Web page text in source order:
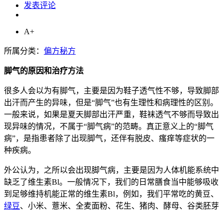
发表评论
A+
所属分类： 偏方秘方
脚气的原因和治疗方法
很多人会以为有脚气，主要是因为鞋子透气性不够，导致脚部
出汗而产生的异味，但是“脚气”也有生理性和病理性的区别。
一般来说，如果是夏天脚部出汗严重，鞋袜透气不够而导致出
现异味的情况，不属于“脚气病”的范畴。真正意义上的“脚气
病”，是指患者除了出现脚气，还伴有脱皮、瘙痒等症状的一
种疾病。
外公认为，之所以会出现脚气病，主要是因为人体机能系统中
缺乏了维生素Bl。一般情况下，我们的日常膳食当中能够吸收
到足够维持机能正常的维生素Bl，例如，我们平常吃的黄豆、
绿豆、小米、薏米、全麦面粉、花生、猪肉、酵母、谷类胚芽